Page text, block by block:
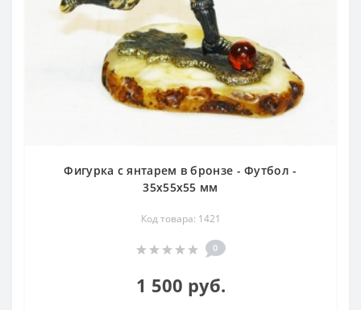
Фигурка с янтарем в бронзе - Футбол -
35х55х55 мм
Код товара: 1421
0
1 500 руб.